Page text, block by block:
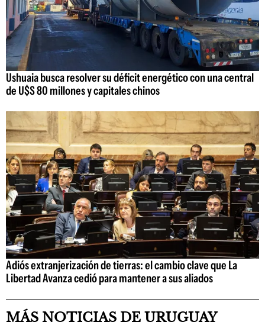
Ushuaia busca resolver su déficit energético con una central
de U$S 80 millones y capitales chinos
Adiós extranjerización de tierras: el cambio clave que La
Libertad Avanza cedió para mantener a sus aliados
MÁS NOTICIAS DE URUGUAY